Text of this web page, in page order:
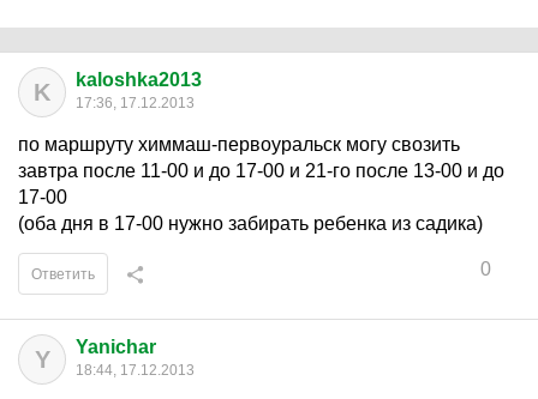
K kaloshka2013
17:36, 17.12.2013
по маршруту химмаш-первоуральск могу свозить
завтра после 11-00 и до 17-00 и 21-го после 13-00 и до
17-00
(оба дня в 17-00 нужно забирать ребенка из садика)
0
Ответить
Y Yanichar
18:44, 17.12.2013